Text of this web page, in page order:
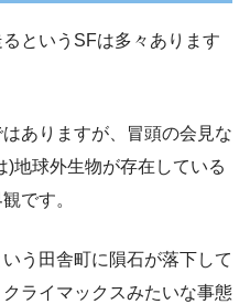
というSFは多々あります
ありますが、冒頭の会見な
)地球外生物が存在している
です。
う田舎町に隕石が落下して
ライマックスみたいな事態